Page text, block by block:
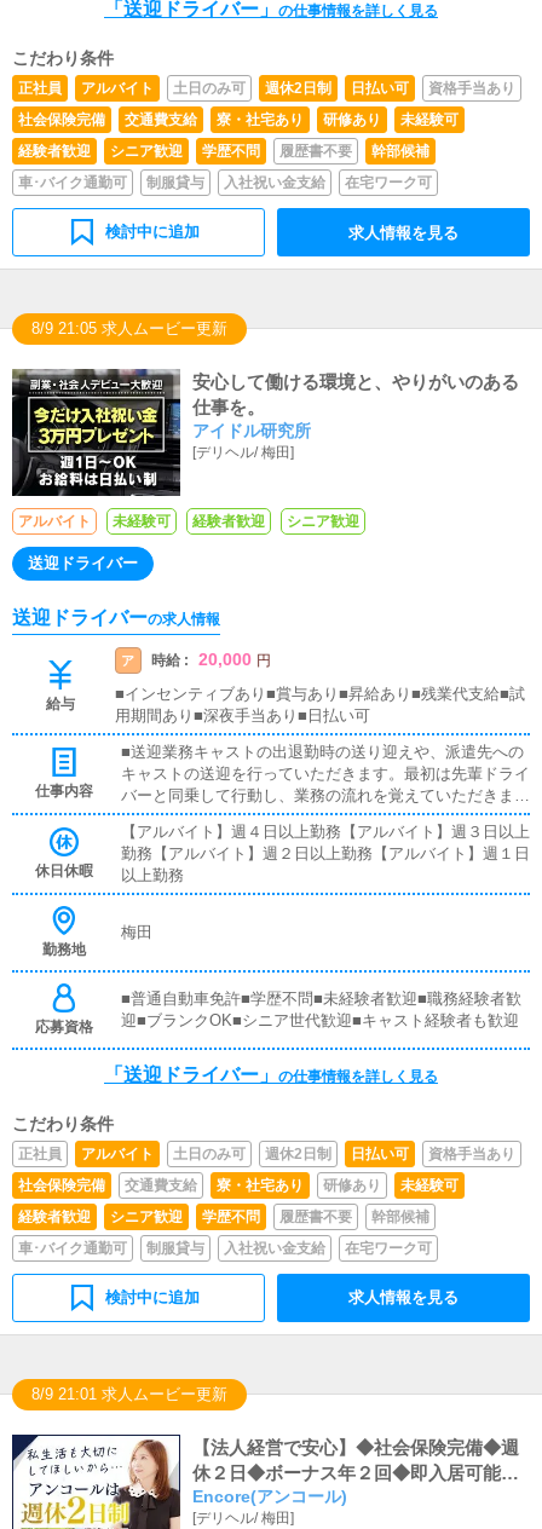
「送迎ドライバー」 の仕事情報を詳しく見る
こだわり条件
正社員 アルバイト 土日のみ可 週休2日制 日払い可
資格手当あり
社会保険完備
交通費支給 寮・社宅あり 研修あり
未経験可
経験者歓迎
シニア歓迎 学歴不問 履歴書不要
幹部候補
車･バイク通勤可
制服貸与 入社祝い金支給 在宅ワーク可
検討中に追加 求人情報を見る
8/9 21:05 求人ムービー更新
安心して働ける環境と、やりがいのある
仕事を。
アイドル研究所
[デリヘル/梅田]
アルバイト 未経験可 経験者歓迎 シニア歓迎
送迎ドライバー
送迎ドライバーの求人情報
給与
ア 時給 : 20,000 円
■インセンティブあり■賞与あり■昇給あり■残業代支給■試
用期間あり■深夜手当あり■日払い可
仕事内容
■送迎業務キャストの出退勤時の送り迎えや、派遣先への
キャストの送迎を行っていただきます。最初は先輩ドライ
バーと同乗して行動し、業務の流れを覚えていただきます
ので、未経験の方でも安心して働けます。お客様と対面で
接客をお願いすることはありません。ガソリン代・高速代
は支給します。
休日休暇
【アルバイト】週４日以上勤務【アルバイト】週３日以上
勤務【アルバイト】週２日以上勤務【アルバイト】週１日
以上勤務
勤務地
梅田
応募資格
■普通自動車免許■学歴不問■未経験者歓迎■職務経験者歓
迎■ブランクOK■シニア世代歓迎■キャスト経験者も歓迎
「送迎ドライバー」 の仕事情報を詳しく見る
こだわり条件
正社員 アルバイト 土日のみ可 週休2日制 日払い可
資格手当あり
社会保険完備
交通費支給 寮・社宅あり 研修あり
未経験可
経験者歓迎
シニア歓迎 学歴不問 履歴書不要
幹部候補
車･バイク通勤可
制服貸与 入社祝い金支給 在宅ワーク可
検討中に追加 求人情報を見る
8/9 21:01 求人ムービー更新
【法人経営で安心】◆社会保険完備◆週
休２日◆ボーナス年２回◆即入居可能寮
有り
Encore(アンコール)
[デリヘル/梅田]